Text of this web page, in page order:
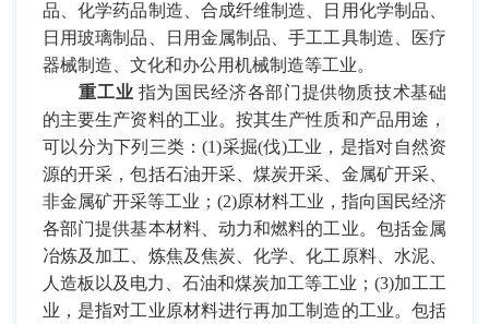
品、化学药品制造、合成纤维制造、日用化学制品、
日用玻璃制品、日用金属制品、手工工具制造、医疗
器械制造、文化和办公用机械制造等工业。
重工业 指为国民经济各部门提供物质技术基础
的主要生产资料的工业。按其生产性质和产品用途，
可以分为下列三类：(1)采掘(伐)工业，是指对自然资
源的开采，包括石油开采、煤炭开采、金属矿开采、
非金属矿开采等工业； (2)原材料工业，指向国民经济
各部门提供基本材料、动力和燃料的工业。包括金属
冶炼及加工、炼焦及焦炭、化学、化工原料、水泥、
人造板以及电力、石油和煤炭加工等工业； (3)加工工
业，是指对工业原材料进行再加工制造的工业。包括